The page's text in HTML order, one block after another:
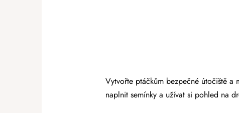
Vytvořte ptáčkům bezpečné útočiště
naplnit semínky a užívat si pohled na